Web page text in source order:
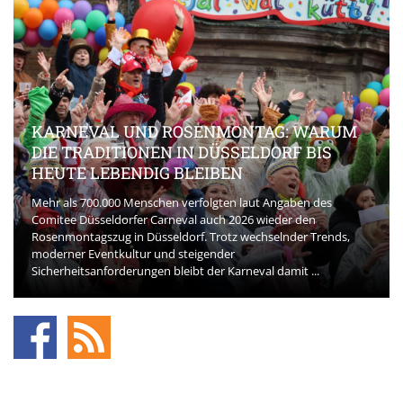
KARNEVAL UND ROSENMONTAG: WARUM
DIE TRADITIONEN IN DÜSSELDORF BIS
HEUTE LEBENDIG BLEIBEN
Mehr als 700.000 Menschen verfolgten laut Angaben des
Comitee Düsseldorfer Carneval auch 2026 wieder den
Rosenmontagszug in Düsseldorf. Trotz wechselnder Trends,
moderner Eventkultur und steigender
Sicherheitsanforderungen bleibt der Karneval damit ...